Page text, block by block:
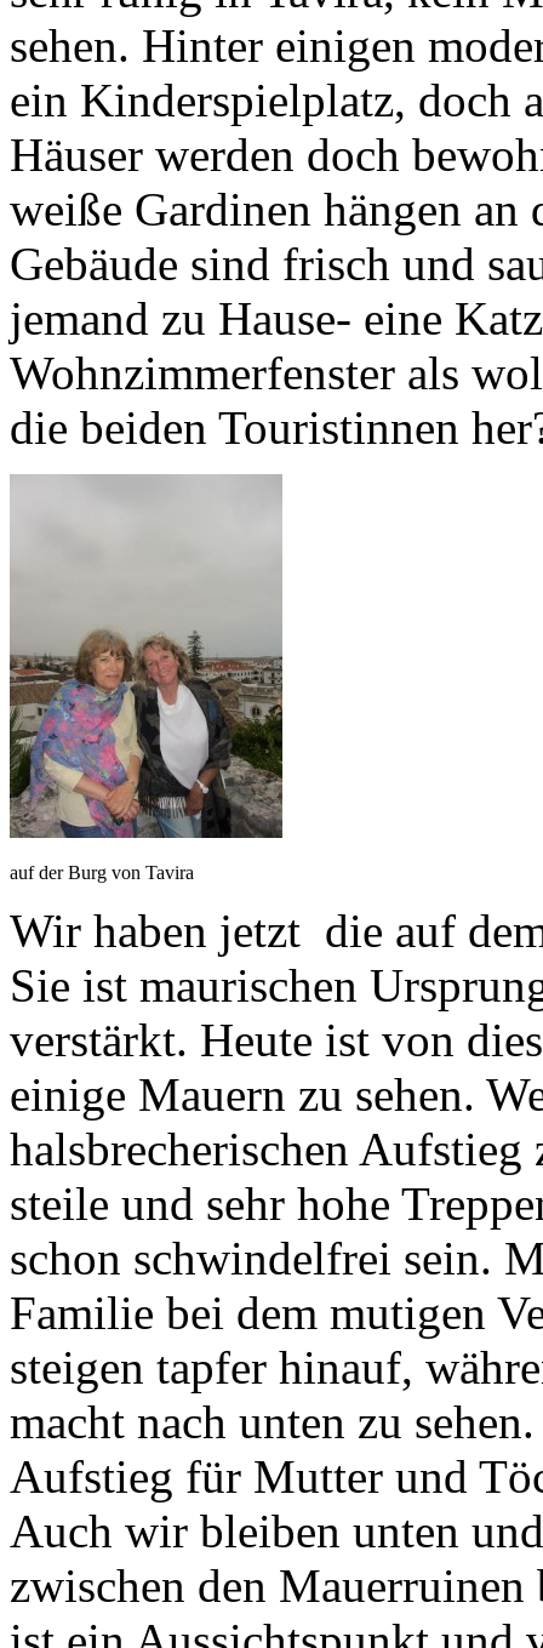
sehen. Hinter einigen
ein Kinderspielplatz, doch
Häuser werden doch
weiße Gardinen hängen an
Gebäude sind frisch und
jemand zu Hause- eine
Wohnzimmerfenster als
die beiden Touristinnen
auf der Burg von Tavira
Wir haben jetzt die auf
Sie ist maurischen
verstärkt. Heute ist von
einige Mauern zu sehen.
halsbrecherischen
steile und sehr hohe
schon schwindelfrei sein.
Familie bei dem mutigen
steigen tapfer hinauf,
macht nach unten zu
Aufstieg für Mutter und
Auch wir bleiben unten
zwischen den